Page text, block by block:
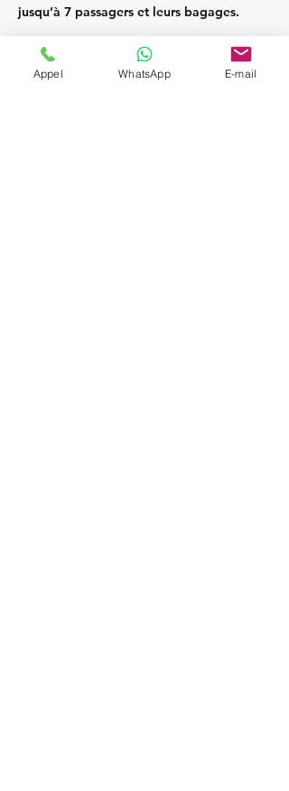
jusqu’à 7 passagers et leurs bagages.
Appel WhatsApp E-mail